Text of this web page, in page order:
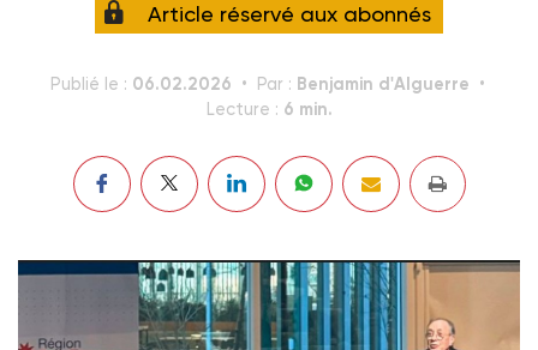
Article réservé aux abonnés
Publié le : 06.02.2026 Par : Benjamin d'Alguerre
Lecture : 6 min.